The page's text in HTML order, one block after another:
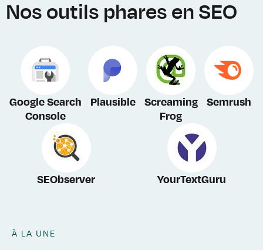
Nos outils phares en SEO
Google Search
Console
Plausible
Screaming
Frog
Semrush
SEObserver YourTextGuru
À LA UNE